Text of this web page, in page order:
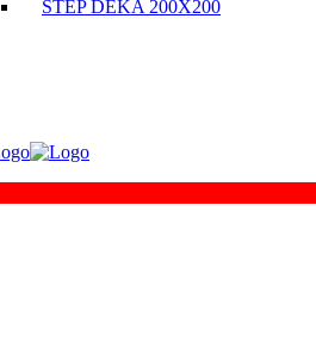
ŠTEP DEKA 200X200